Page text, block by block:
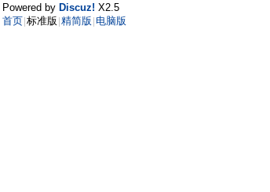
Powered by Discuz! X2.5
首页 标准版 精简版 电脑版